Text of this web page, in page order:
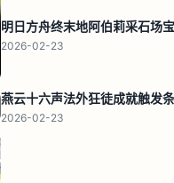
2026-02-23
燕云十六声法外狂徒成就触发
2026-02-23